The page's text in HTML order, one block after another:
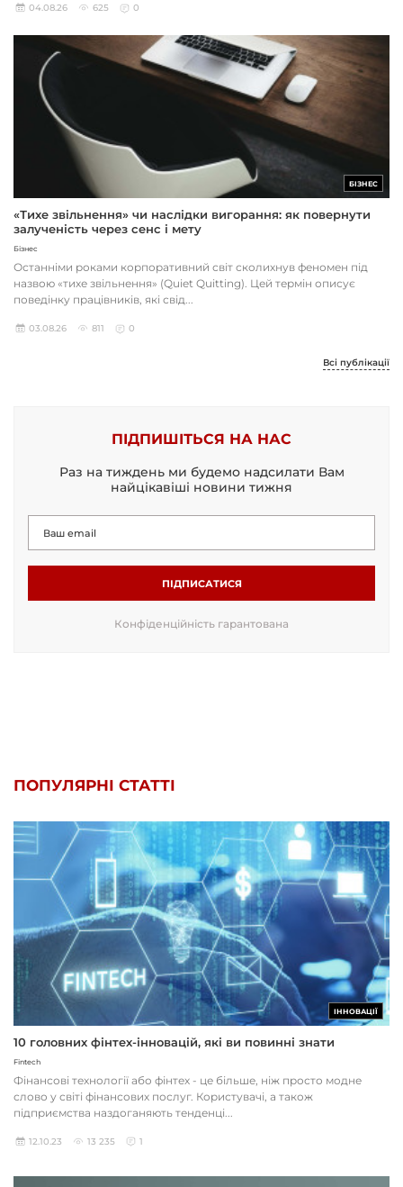
04.08.26 625 0
БІЗНЕС
«Тихе звільнення» чи наслідки вигорання: як повернути
залученість через сенс і мету
Бізнес
Останніми роками корпоративний світ сколихнув феномен під
назвою «тихе звільнення» (Quiet Quitting). Цей термін описує
поведінку працівників, які свід...
03.08.26 811 0
Всі публікації
ПІДПИШІТЬСЯ НА НАС
Раз на тиждень ми будемо надсилати Вам
найцікавіші новини тижня
ПІДПИСАТИСЯ
Конфіденційність гарантована
ПОПУЛЯРНІ СТАТТІ
ІННОВАЦІЇ
10 головних фінтех-інновацій, які ви повинні знати
Fintech
Фінансові технології або фінтех - це більше, ніж просто модне
слово у світі фінансових послуг. Користувачі, а також
підприємства наздоганяють тенденці...
12.10.23 13 235 1